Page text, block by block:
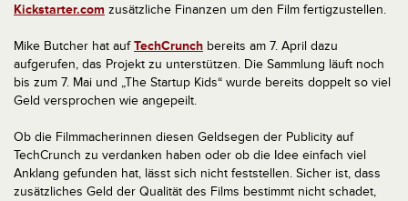
Kickstarter.com zusätzliche Finanzen um den Film fertigzustellen.
Mike Butcher hat aufTechCrunch bereits am 7. April dazu
aufgerufen, das Projekt zu unterstützen. Die Sammlung läuft noch
bis zum 7. Mai und „The Startup Kids“ wurde bereits doppelt so viel
Geld versprochen wie angepeilt.
Ob die Filmmacherinnen diesen Geldsegen der Publicity auf
TechCrunch zu verdanken haben oder ob die Idee einfach viel
Anklang gefunden hat, lässt sich nicht feststellen. Sicher ist, dass
zusätzliches Geld der Qualität des Films bestimmt nicht schadet,